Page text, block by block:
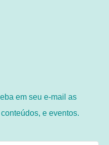
em seu e-mail as
e eventos.